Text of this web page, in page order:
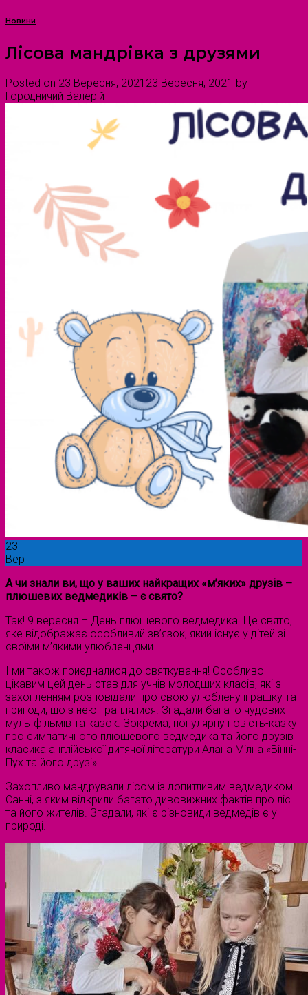
Новини
Лісова мандрівка з друзями
Posted on 23 Вересня, 2021 23 Вересня, 2021 by
Городничий Валерій
23
Вер
А чи знали ви, що у ваших найкращих «м’яких» друзів –
плюшевих ведмедиків – є свято?
Так! 9 вересня – День плюшевого ведмедика. Це свято,
яке відображає особливий зв’язок, який існує у дітей зі
своїми м’якими улюбленцями.
І ми також приєдналися до святкування! Особливо
цікавим цей день став для учнів молодших класів, які з
захопленням розповідали про свою улюблену іграшку та
пригоди, що з нею траплялися. Згадали багато чудових
мультфільмів та казок. Зокрема, популярну повість-казку
про симпатичного плюшевого ведмедика та його друзів
класика англійської дитячої літератури Алана Мілна «Вінні-
Пух та його друзі».
Захопливо мандрували лісом із допитливим ведмедиком
Санні, з яким відкрили багато дивовижних фактів про ліс
та його жителів. Згадали, які є різновиди ведмедів є у
природі.